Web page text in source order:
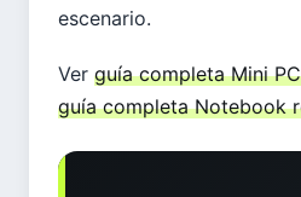
escenario.
Ver guía completa Mini
guía completa Notebook